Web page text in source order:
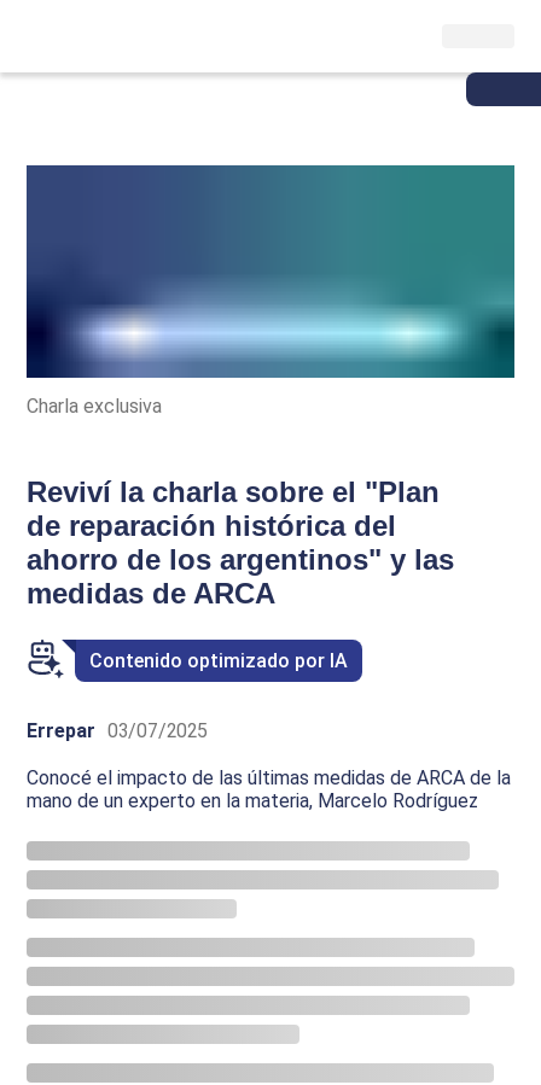
Charla exclusiva
Reviví la charla sobre el "Plan
de reparación histórica del
ahorro de los argentinos" y las
medidas de ARCA
Contenido optimizado por IA
Errepar 03/07/2025
Conocé el impacto de las últimas medidas de ARCA de la
mano de un experto en la materia, Marcelo Rodríguez